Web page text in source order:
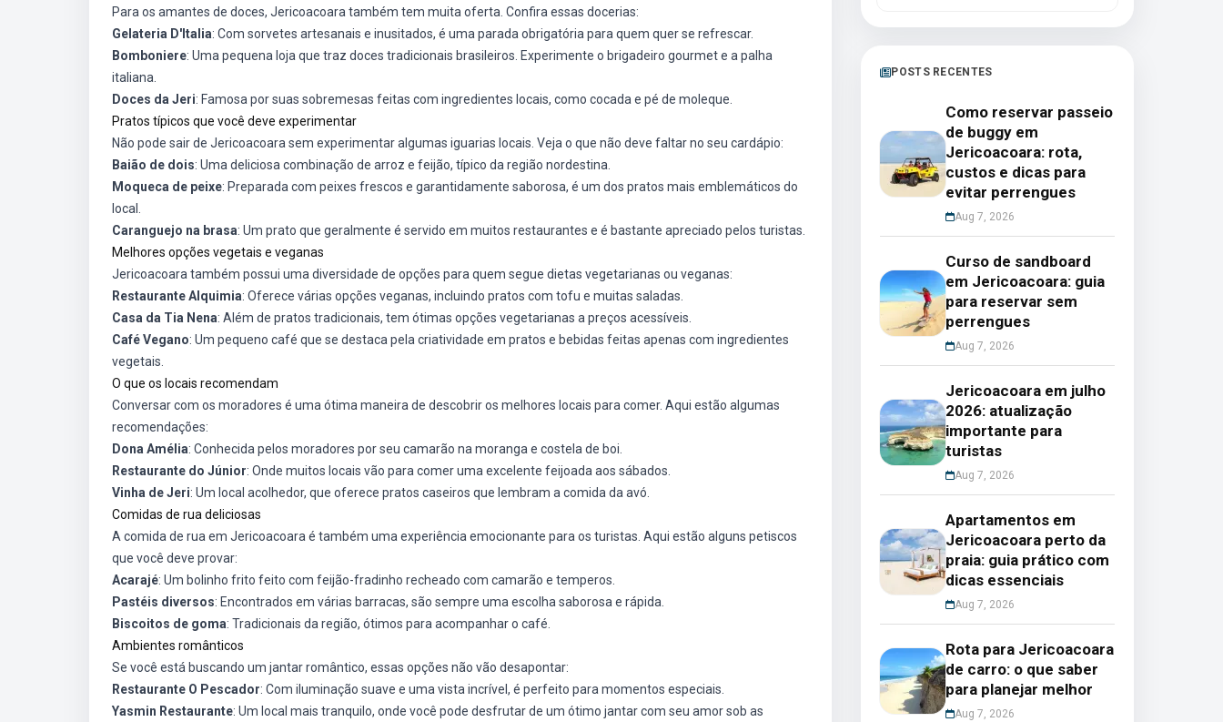
Para os amantes de doces, Jericoacoara também tem muita oferta. Confira essas docerias:
Gelateria D'Italia: Com sorvetes artesanais e inusitados, é uma parada obrigatória para quem quer se refrescar.
Bomboniere: Uma pequena loja que traz doces tradicionais brasileiros. Experimente o brigadeiro gourmet e a palha
italiana.
Doces da Jeri: Famosa por suas sobremesas feitas com ingredientes locais, como cocada e pé de moleque.
Pratos típicos que você deve experimentar
Não pode sair de Jericoacoara sem experimentar algumas iguarias locais. Veja o que não deve faltar no seu cardápio:
Baião de dois: Uma deliciosa combinação de arroz e feijão, típico da região nordestina.
Moqueca de peixe: Preparada com peixes frescos e garantidamente saborosa, é um dos pratos mais emblemáticos do
local.
Caranguejo na brasa: Um prato que geralmente é servido em muitos restaurantes e é bastante apreciado pelos turistas.
Melhores opções vegetais e veganas
Jericoacoara também possui uma diversidade de opções para quem segue dietas vegetarianas ou veganas:
Restaurante Alquimia: Oferece várias opções veganas, incluindo pratos com tofu e muitas saladas.
Casa da Tia Nena: Além de pratos tradicionais, tem ótimas opções vegetarianas a preços acessíveis.
Café Vegano: Um pequeno café que se destaca pela criatividade em pratos e bebidas feitas apenas com ingredientes
vegetais.
O que os locais recomendam
Conversar com os moradores é uma ótima maneira de descobrir os melhores locais para comer. Aqui estão algumas
recomendações:
Dona Amélia: Conhecida pelos moradores por seu camarão na moranga e costela de boi.
Restaurante do Júnior: Onde muitos locais vão para comer uma excelente feijoada aos sábados.
Vinha de Jeri: Um local acolhedor, que oferece pratos caseiros que lembram a comida da avó.
Comidas de rua deliciosas
A comida de rua em Jericoacoara é também uma experiência emocionante para os turistas. Aqui estão alguns petiscos
que você deve provar:
Acarajé: Um bolinho frito feito com feijão-fradinho recheado com camarão e temperos.
Pastéis diversos: Encontrados em várias barracas, são sempre uma escolha saborosa e rápida.
Biscoitos de goma: Tradicionais da região, ótimos para acompanhar o café.
Ambientes românticos
Se você está buscando um jantar romântico, essas opções não vão desapontar:
Restaurante O Pescador: Com iluminação suave e uma vista incrível, é perfeito para momentos especiais.
Yasmin Restaurante: Um local mais tranquilo, onde você pode desfrutar de um ótimo jantar com seu amor sob as
POSTS RECENTES
Como reservar passeio
de buggy em
Jericoacoara: rota,
custos e dicas para
evitar perrengues
Aug 7, 2026
Curso de sandboard
em Jericoacoara: guia
para reservar sem
perrengues
Aug 7, 2026
Jericoacoara em julho
2026: atualização
importante para
turistas
Aug 7, 2026
Apartamentos em
Jericoacoara perto da
praia: guia prático com
dicas essenciais
Aug 7, 2026
Rota para Jericoacoara
de carro: o que saber
para planejar melhor
Aug 7, 2026